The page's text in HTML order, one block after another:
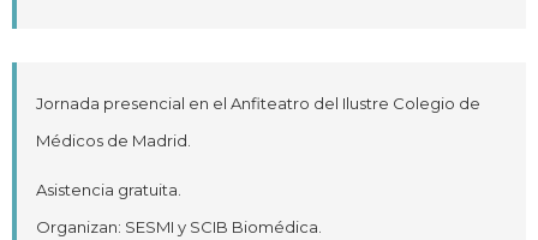
Jornada presencial en el Anfiteatro del Ilustre Colegio de
Médicos de Madrid.
Asistencia gratuita.
Organizan: SESMI y SCIB Biomédica.